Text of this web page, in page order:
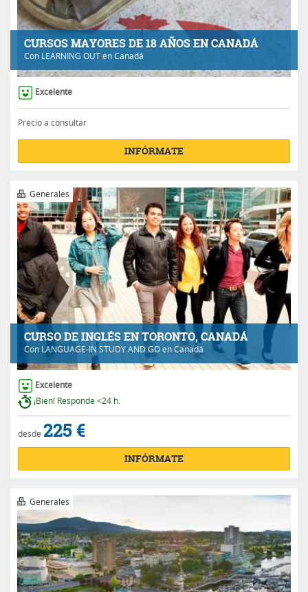
CURSOS MAYORES DE 18 AÑOS EN CANADÁ
Con LEARNING OUTen Canadá
Excelente
Precio a consultar
INFÓRMATE
CURSO DE INGLÉS EN TORONTO, CANADÁ
Con LANGUAGE-IN STUDY AND GOen Canadá
Generales
Excelente
¡Bien! Responde <24 h.
desde 225 €
INFÓRMATE
Generales